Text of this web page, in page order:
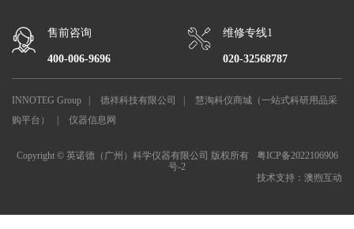
售前咨询
400-006-9696
维修专线1
020-32568787
INNOTEG Group | 德祥科技有限公司 |
慧淘科仪商城（一站式科研用品采
购平台）
| 仪器信息网
Copyright © 英诺德（广州）科学仪器有限公司 版权所有
粤ICP备2022106906
号-2
技术支持： 澳煦互动